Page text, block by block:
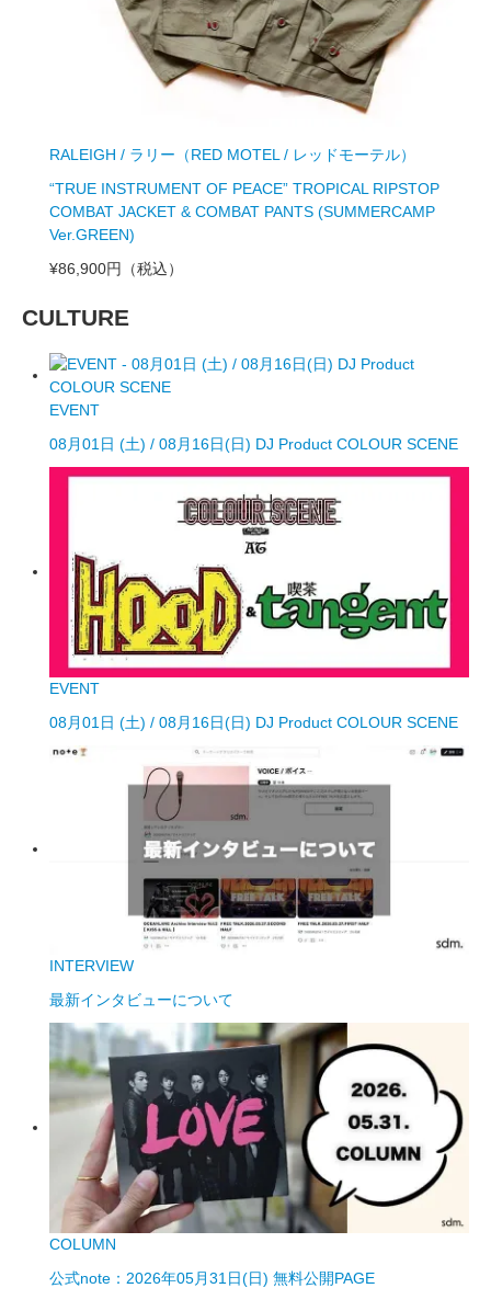
RALEIGH / ラリー（RED MOTEL / レッドモーテル）
“TRUE INSTRUMENT OF PEACE” TROPICAL RIPSTOP
COMBAT JACKET & COMBAT PANTS (SUMMERCAMP
Ver.GREEN)
¥86,900円
（税込）
CULTURE
EVENT
08月01日 (土) / 08月16日(日) DJ Product COLOUR SCENE
EVENT
08月01日 (土) / 08月16日(日) DJ Product COLOUR SCENE
INTERVIEW
最新インタビューについて
COLUMN
公式note：2026年05月31日(日) 無料公開PAGE